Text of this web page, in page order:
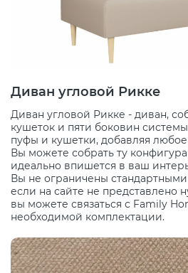
Диван угловой Рикке
Диван угловой Рикке - диван,
кушеток и пяти боковин
пуфы и кушетки, добавляя
Вы можете собрать ту
идеально впишется в ваш
Вы не ограничены
если на сайте не представлено
вы можете связаться с Family
необходимой комплектации.